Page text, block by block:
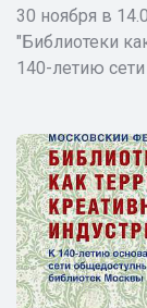
30 ноября в
"Библиотеки
140-летию сети